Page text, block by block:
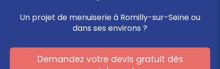
Un projet de menuiserie à Romilly-sur-Seine ou
dans ses environs ?
Demandez votre devis gratuit dès